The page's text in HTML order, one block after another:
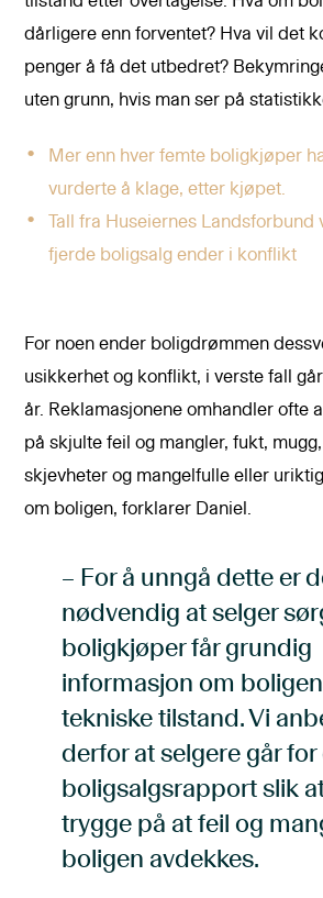
dårligere enn forventet? Hva vil det
penger å få det utbedret?
uten grunn, hvis man ser på
Mer enn hver femte boligkjøper
vurderte å klage, etter kjøpet.
Tall fra Huseiernes Landsforbund
fjerde boligsalg ender i konflikt
For noen ender boligdrømmen
usikkerhet og konflikt, i verste fall
år. Reklamasjonene omhandler ofte
på skjulte feil og mangler, fukt,
skjevheter og mangelfulle eller
om boligen, forklarer Daniel.
– For å unngå dette er
nødvendig at selger
boligkjøper får grundig
informasjon om
tekniske tilstand. Vi
derfor at selgere går for
boligsalgsrapport slik
trygge på at feil og
boligen avdekkes.